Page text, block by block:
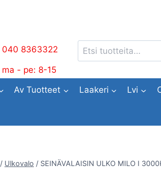
040 8363322
ma - pe: 8-15
Etsi:
Av Tuotteet Laakeri Lvi
/ Ulkovalo / SEINÄVALAISIN ULKO MILO I